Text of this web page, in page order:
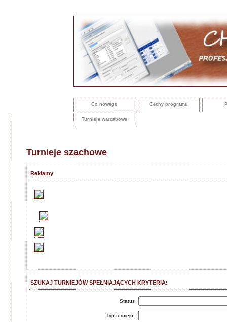
Co nowego Cechy programu
Turnieje warcabowe
Turnieje szachowe
Reklamy
SZUKAJ TURNIEJÓW SPEŁNIAJĄCYCH KRYTERIA:
Status
Typ turnieju: